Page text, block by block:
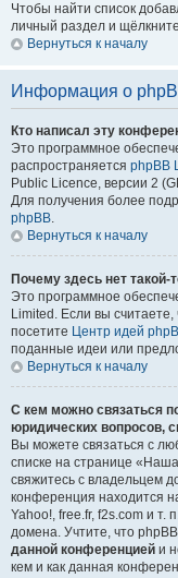
Чтобы найти список
личный раздел и
Вернуться к началу
Информация о
Кто написал эту
Это программное
распространяется phpBB
Public Licence, версии 2
Для получения более
phpBB.
Вернуться к началу
Почему здесь нет такой-
Это программное
Limited. Если вы
посетите Центр идей
поданные идеи или
Вернуться к началу
С кем можно связаться
юридических вопросов,
Вы можете связаться с
списке на странице
свяжитесь с владельцем
конференция находится
Yahoo!, free.fr, f2s.com и т.
домена. Учтите, что
данной конференцией и
кем и как данная